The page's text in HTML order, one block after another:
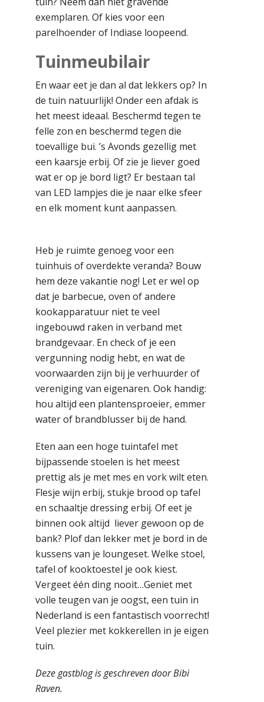
exemplaren. Of kies voor een
parelhoender of Indiase loopeend.
Tuinmeubilair
En waar eet je dan al dat lekkers op? In
de tuin natuurlijk! Onder een afdak is
het meest ideaal. Beschermd tegen te
felle zon en beschermd tegen die
toevallige bui. ’s Avonds gezellig met
een kaarsje erbij. Of zie je liever goed
wat er op je bord ligt? Er bestaan tal
van LED lampjes die je naar elke sfeer
en elk moment kunt aanpassen.
Heb je ruimte genoeg voor een
tuinhuis of overdekte veranda? Bouw
hem deze vakantie nog! Let er wel op
dat je barbecue, oven of andere
kookapparatuur niet te veel
ingebouwd raken in verband met
brandgevaar. En check of je een
vergunning nodig hebt, en wat de
voorwaarden zijn bij je verhuurder of
vereniging van eigenaren. Ook handig:
hou altijd een plantensproeier, emmer
water of brandblusser bij de hand.
Eten aan een hoge tuintafel met
bijpassende stoelen is het meest
prettig als je met mes en vork wilt eten.
Flesje wijn erbij, stukje brood op tafel
en schaaltje dressing erbij. Of eet je
binnen ook altijd liever gewoon op de
bank? Plof dan lekker met je bord in de
kussens van je loungeset. Welke stoel,
tafel of kooktoestel je ook kiest.
Vergeet één ding nooit…Geniet met
volle teugen van je oogst, een tuin in
Nederland is een fantastisch voorrecht!
Veel plezier met kokkerellen in je eigen
tuin.
Deze gastblog is geschreven door Bibi
Raven.